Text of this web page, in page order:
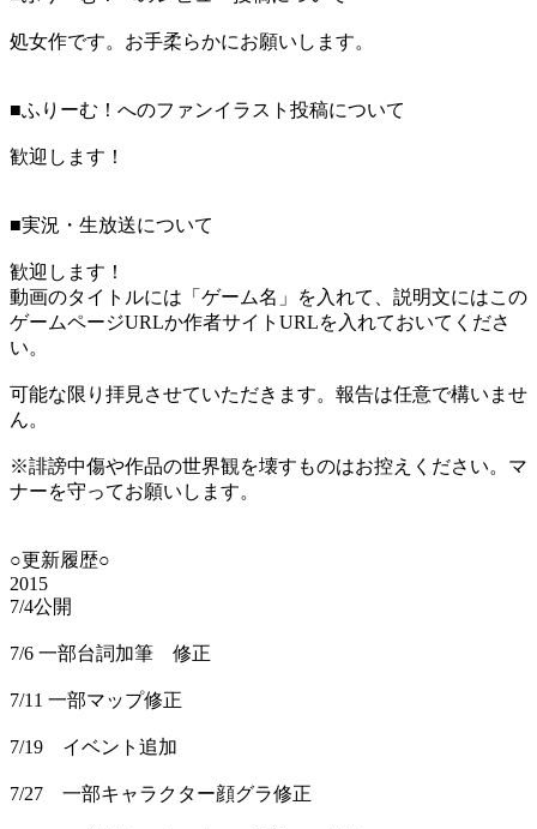
処女作です。お手柔らかにお願いします。
■ふりーむ！へのファンイラスト投稿について
歓迎します！
■実況・生放送について
歓迎します！
動画のタイトルには「ゲーム名」を入れて、説明文にはこの
ゲームページURLか作者サイトURLを入れておいてくださ
い。
可能な限り拝見させていただきます。報告は任意で構いませ
ん。
※誹謗中傷や作品の世界観を壊すものはお控えください。マ
ナーを守ってお願いします。
○更新履歴○
2015
7/4公開
7/6 一部台詞加筆 修正
7/11 一部マップ修正
7/19 イベント追加
7/27 一部キャラクター顔グラ修正